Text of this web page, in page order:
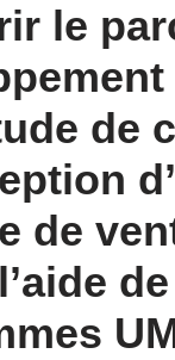
le
de
de
de